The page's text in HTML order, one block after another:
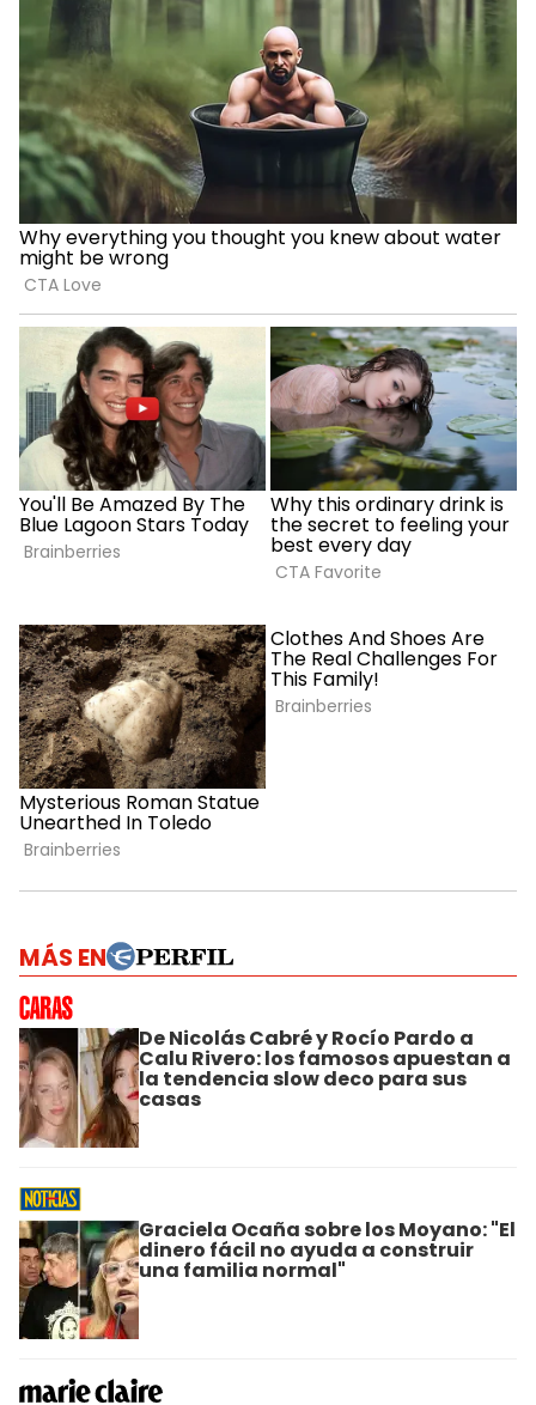
MÁS EN
De Nicolás Cabré y Rocío Pardo a
Calu Rivero: los famosos apuestan a
la tendencia slow deco para sus
casas
Graciela Ocaña sobre los Moyano: "El
dinero fácil no ayuda a construir
una familia normal"